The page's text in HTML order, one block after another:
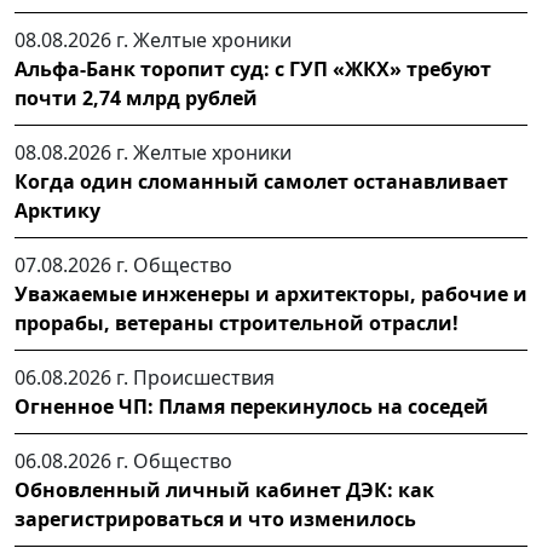
08.08.2026 г. Желтые хроники
Альфа-Банк торопит суд: с ГУП «ЖКХ» требуют
почти 2,74 млрд рублей
08.08.2026 г. Желтые хроники
Когда один сломанный самолет останавливает
Арктику
07.08.2026 г. Общество
Уважаемые инженеры и архитекторы, рабочие и
прорабы, ветераны строительной отрасли!
06.08.2026 г. Происшествия
Огненное ЧП: Пламя перекинулось на соседей
06.08.2026 г. Общество
Обновленный личный кабинет ДЭК: как
зарегистрироваться и что изменилось